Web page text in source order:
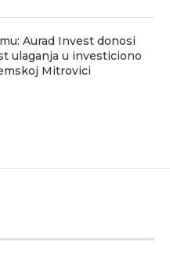
Aurad Invest donosi
ulaganja u investiciono
Mitrovici